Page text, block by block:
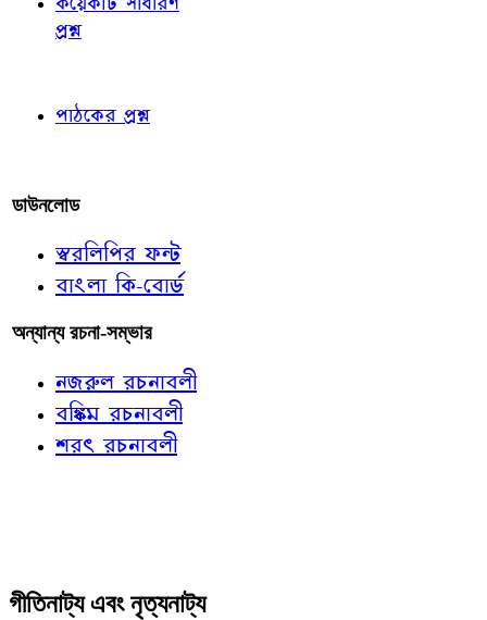
প্রশ্ন
পাঠকের প্রশ্ন
ডাউনলোড
স্বরলিপির ফন্ট
বাংলা কি-বোর্ড
অন্যান্য রচনা-সম্ভার
নজরুল রচনাবলী
বঙ্কিম রচনাবলী
শরৎ রচনাবলী
গীতিনাট্য এবং নৃত্যনাট্য